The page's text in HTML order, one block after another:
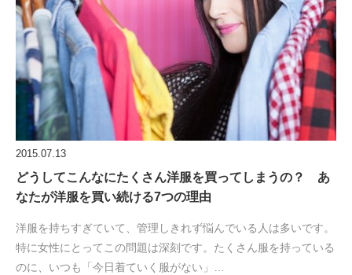
2015.07.13
どうしてこんなにたくさん洋服を買ってしまうの？ あ
なたが洋服を買い続ける7つの理由
洋服を持ちすぎていて、管理しきれず悩んでいる人は多いです。
特に女性にとってこの問題は深刻です。たくさん服を持っている
のに、いつも「今日着ていく服がない」…